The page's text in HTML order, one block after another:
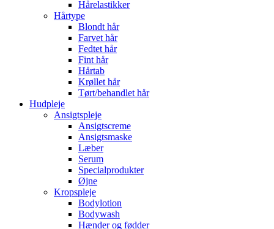
Hårelastikker
Hårtype
Blondt hår
Farvet hår
Fedtet hår
Fint hår
Hårtab
Krøllet hår
Tørt/behandlet hår
Hudpleje
Ansigtspleje
Ansigtscreme
Ansigtsmaske
Læber
Serum
Specialprodukter
Øjne
Kropspleje
Bodylotion
Bodywash
Hænder og fødder